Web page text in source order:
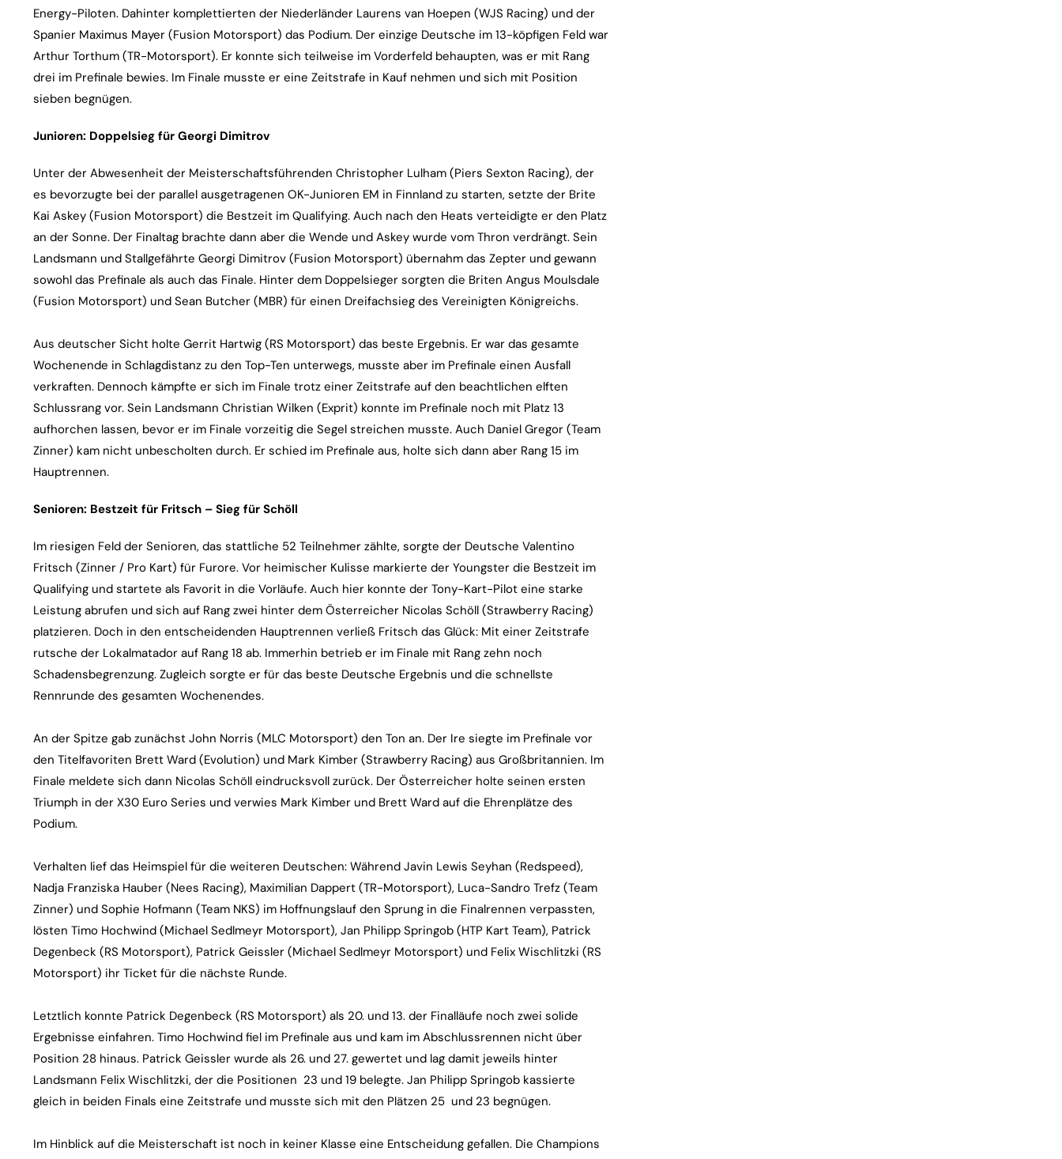
Energy-Piloten. Dahinter komplettierten der Niederländer Laurens van Hoepen (WJS Racing) und der
Spanier Maximus Mayer (Fusion Motorsport) das Podium. Der einzige Deutsche im 13-köpfigen Feld war
Arthur Torthum (TR-Motorsport). Er konnte sich teilweise im Vorderfeld behaupten, was er mit Rang
drei im Prefinale bewies. Im Finale musste er eine Zeitstrafe in Kauf nehmen und sich mit Position
sieben begnügen.
Junioren: Doppelsieg für Georgi Dimitrov
Unter der Abwesenheit der Meisterschaftsführenden Christopher Lulham (Piers Sexton Racing), der
es bevorzugte bei der parallel ausgetragenen OK-Junioren EM in Finnland zu starten, setzte der Brite
Kai Askey (Fusion Motorsport) die Bestzeit im Qualifying. Auch nach den Heats verteidigte er den Platz
an der Sonne. Der Finaltag brachte dann aber die Wende und Askey wurde vom Thron verdrängt. Sein
Landsmann und Stallgefährte Georgi Dimitrov (Fusion Motorsport) übernahm das Zepter und gewann
sowohl das Prefinale als auch das Finale. Hinter dem Doppelsieger sorgten die Briten Angus Moulsdale
(Fusion Motorsport) und Sean Butcher (MBR) für einen Dreifachsieg des Vereinigten Königreichs.
Aus deutscher Sicht holte Gerrit Hartwig (RS Motorsport) das beste Ergebnis. Er war das gesamte
Wochenende in Schlagdistanz zu den Top-Ten unterwegs, musste aber im Prefinale einen Ausfall
verkraften. Dennoch kämpfte er sich im Finale trotz einer Zeitstrafe auf den beachtlichen elften
Schlussrang vor. Sein Landsmann Christian Wilken (Exprit) konnte im Prefinale noch mit Platz 13
aufhorchen lassen, bevor er im Finale vorzeitig die Segel streichen musste. Auch Daniel Gregor (Team
Zinner) kam nicht unbescholten durch. Er schied im Prefinale aus, holte sich dann aber Rang 15 im
Hauptrennen.
Senioren: Bestzeit für Fritsch – Sieg für Schöll
Im riesigen Feld der Senioren, das stattliche 52 Teilnehmer zählte, sorgte der Deutsche Valentino
Fritsch (Zinner / Pro Kart) für Furore. Vor heimischer Kulisse markierte der Youngster die Bestzeit im
Qualifying und startete als Favorit in die Vorläufe. Auch hier konnte der Tony-Kart-Pilot eine starke
Leistung abrufen und sich auf Rang zwei hinter dem Österreicher Nicolas Schöll (Strawberry Racing)
platzieren. Doch in den entscheidenden Hauptrennen verließ Fritsch das Glück: Mit einer Zeitstrafe
rutsche der Lokalmatador auf Rang 18 ab. Immerhin betrieb er im Finale mit Rang zehn noch
Schadensbegrenzung. Zugleich sorgte er für das beste Deutsche Ergebnis und die schnellste
Rennrunde des gesamten Wochenendes.
An der Spitze gab zunächst John Norris (MLC Motorsport) den Ton an. Der Ire siegte im Prefinale vor
den Titelfavoriten Brett Ward (Evolution) und Mark Kimber (Strawberry Racing) aus Großbritannien. Im
Finale meldete sich dann Nicolas Schöll eindrucksvoll zurück. Der Österreicher holte seinen ersten
Triumph in der X30 Euro Series und verwies Mark Kimber und Brett Ward auf die Ehrenplätze des
Podium.
Verhalten lief das Heimspiel für die weiteren Deutschen: Während Javin Lewis Seyhan (Redspeed),
Nadja Franziska Hauber (Nees Racing), Maximilian Dappert (TR-Motorsport), Luca-Sandro Trefz (Team
Zinner) und Sophie Hofmann (Team NKS) im Hoffnungslauf den Sprung in die Finalrennen verpassten,
lösten Timo Hochwind (Michael Sedlmeyr Motorsport), Jan Philipp Springob (HTP Kart Team), Patrick
Degenbeck (RS Motorsport), Patrick Geissler (Michael Sedlmeyr Motorsport) und Felix Wischlitzki (RS
Motorsport) ihr Ticket für die nächste Runde.
Letztlich konnte Patrick Degenbeck (RS Motorsport) als 20. und 13. der Finalläufe noch zwei solide
Ergebnisse einfahren. Timo Hochwind fiel im Prefinale aus und kam im Abschlussrennen nicht über
Position 28 hinaus. Patrick Geissler wurde als 26. und 27. gewertet und lag damit jeweils hinter
Landsmann Felix Wischlitzki, der die Positionen 23 und 19 belegte. Jan Philipp Springob kassierte
gleich in beiden Finals eine Zeitstrafe und musste sich mit den Plätzen 25 und 23 begnügen.
Im Hinblick auf die Meisterschaft ist noch in keiner Klasse eine Entscheidung gefallen. Die Champions